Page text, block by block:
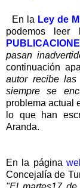
En la Ley de
podemos leer
pasan
continuación
autor recibe
siempre se
problema actual
lo que han
Aranda.
En la página
Concejalía de